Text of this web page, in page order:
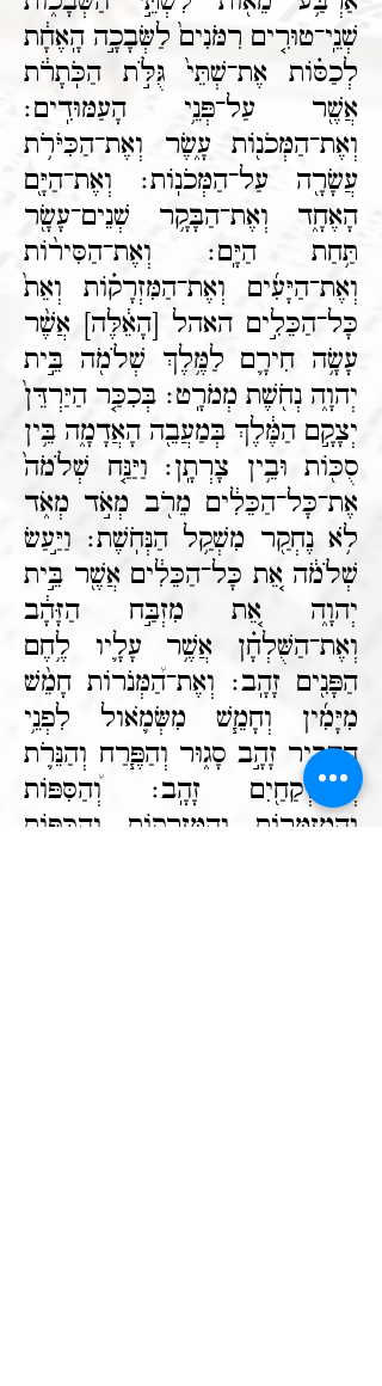
שְׁנֵֽי־טוּרִ֤ים רִמֹּנִים֙ לַשְּׂבָכָ֣ה הָֽאֶחָ֔ת
לְכַסּ֗וֹת אֶת־שְׁתֵּי֙ גֻּלֹּ֣ת הַכֹּֽתָרֹ֔ת
אֲשֶׁ֖ר עַל־פְּנֵ֥י הָעַמּוּדִֽים׃
וְאֶת־הַמְּכֹנ֖וֹת עָ֑שֶׂר וְאֶת־הַכִּיֹּרֹ֥ת
עֲשָׂרָ֖ה עַל־הַמְּכֹנֽוֹת׃ וְאֶת־הַיָּ֖ם
הָאֶחָ֑ד וְאֶת־הַבָּקָ֥ר שְׁנֵים־עָשָׂ֖ר
תַּ֥חַת הַיָּֽם׃ וְאֶת־הַסִּיר֨וֹת
וְאֶת־הַיָּעִ֜ים וְאֶת־הַמִּזְרָק֗וֹת וְאֵת֙
כָּל־הַכֵּלִ֣ים האהל [הָאֵ֔לֶּה] אֲשֶׁ֨ר
עָשָׂ֥ה חִירָ֛ם לַמֶּ֥לֶךְ שְׁלֹמֹ֖ה בֵּ֣ית
יְהוָ֑ה נְחֹ֖שֶׁת מְמֹרָֽט׃ בְּכִכַּ֤ר הַיַּרְדֵּן֙
יְצָקָ֣ם הַמֶּ֔לֶךְ בְּמַעֲבֵ֖ה הָאֲדָמָ֑ה בֵּ֥ין
סֻכּ֖וֹת וּבֵ֥ין צָרְתָֽן׃ וַיַּנַּ֤ח שְׁלֹמֹה֙
אֶת־כָּל־הַכֵּלִ֔ים מֵרֹ֖ב מְאֹ֣ד מְאֹ֑ד
לֹ֥א נֶחְקַ֖ר מִשְׁקַ֥ל הַנְּחֹֽשֶׁת׃ וַיַּ֣עַשׂ
שְׁלֹמֹ֔ה אֵ֚ת כָּל־הַכֵּלִ֔ים אֲשֶׁ֖ר בֵּ֣ית
יְהוָ֑ה אֵ֚ת מִזְבַּ֣ח הַזָּהָ֔ב
וְאֶת־הַשֻּׁלְחָ֗ן אֲשֶׁ֥ר עָלָ֛יו לֶ֥חֶם
הַפָּנִ֖ים זָהָֽב׃ וְאֶת־הַ֠מְּנֹרוֹת חָמֵ֨שׁ
מִיָּמִ֜ין וְחָמֵ֧שׁ מִשְּׂמֹ֛אול לִפְנֵ֥י
הַדְּבִ֖יר זָהָ֣ב סָג֑וּר וְהַפֶּ֧רַח וְהַנֵּרֹ֛ת
וְהַמֶּלְקַחַ֖יִם זָהָֽב׃ וְ֠הַסִּפּוֹת
וְהַֽמְזַמְּר֧וֹת וְהַמִּזְרָק֛וֹת וְהַכַּפּ֥וֹת